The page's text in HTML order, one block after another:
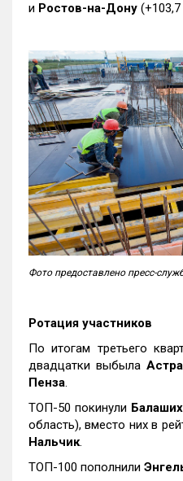
и Ростов-на-Дону
Фото предоставлено пресс-
Ротация участников
По итогам третьего
двадцатки выбыла
Пенза.
ТОП-50 покинули
область), вместо них в
Нальчик.
ТОП-100 пополнили